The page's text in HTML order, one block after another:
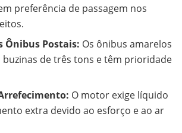
preferência de passagem nos
Ônibus Postais: Os ônibus amarelos
buzinas de três tons e têm prioridade
O motor exige líquido
extra devido ao esforço e ao ar